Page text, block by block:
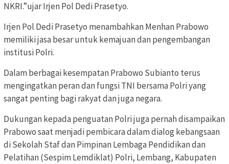
NKRI.”ujar Irjen Pol Dedi Prasetyo.
Irjen Pol Dedi Prasetyo menambahkan Menhan Prabowo
memiliki jasa besar untuk kemajuan dan pengembangan
institusi Polri.
Dalam berbagai kesempatan Prabowo Subianto terus
mengingatkan peran dan fungsi TNI bersama Polri yang
sangat penting bagi rakyat dan juga negara.
Dukungan kepada penguatan Polri juga pernah disampaikan
Prabowo saat menjadi pembicara dalam dialog kebangsaan
di Sekolah Staf dan Pimpinan Lembaga Pendidikan dan
Pelatihan (Sespim Lemdiklat) Polri, Lembang, Kabupaten